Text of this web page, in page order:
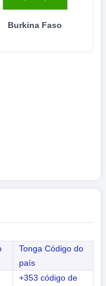
Burkina Faso
Tonga Código do
país
+353 código de